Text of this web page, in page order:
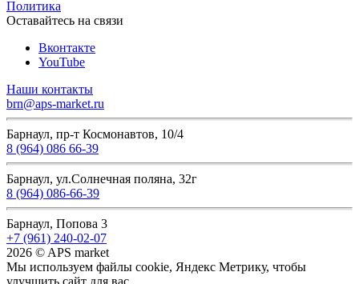
Политика
Оставайтесь на связи
Вконтакте
YouTube
Наши контакты
brn@aps-market.ru
Барнаул, пр-т Космонавтов, 10/4
8 (964) 086 66-39
Барнаул, ул.Солнечная поляна, 32г
8 (964) 086-66-39
Барнаул, Попова 3
+7 (961) 240-02-07
2026 © APS market
Мы используем файлы cookie, Яндекс Метрику, чтобы